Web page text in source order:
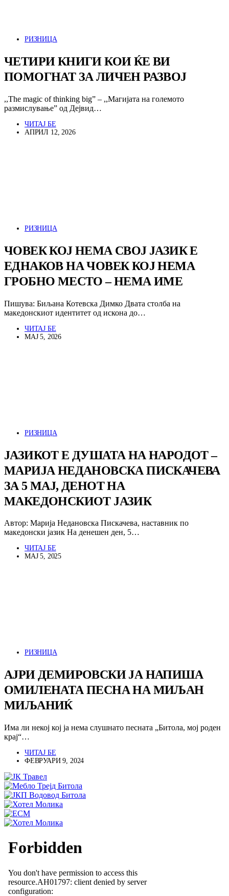
РИЗНИЦА
ЧЕТИРИ КНИГИ КОИ ЌЕ ВИ
ПОМОГНАТ ЗА ЛИЧЕН РАЗВОЈ
,,The magic of thinking big” – ,,Магијата на големото
размислување” од Дejвид…
ЧИТАЈ БЕ
АПРИЛ 12, 2026
РИЗНИЦА
ЧОВЕК КОЈ НЕМА СВОЈ ЈАЗИК Е
ЕДНАКОВ НА ЧОВЕК КОЈ НЕМА
ГРОБНО МЕСТО – НЕМА ИМЕ
Пишува: Биљана Котевска Димко Двата столба на
македонскиот идентитет од искона до…
ЧИТАЈ БЕ
МАЈ 5, 2026
РИЗНИЦА
ЈАЗИКОТ Е ДУШАТА НА НАРОДОТ –
МАРИЈА НЕДАНОВСКА ПИСКАЧЕВА
ЗА 5 МАЈ, ДЕНОТ НА
МАКЕДОНСКИОТ ЈАЗИК
Автор: Марија Недановска Пискачева, наставник по
македонски јазик На денешен ден, 5…
ЧИТАЈ БЕ
МАЈ 5, 2025
РИЗНИЦА
АЈРИ ДЕМИРОВСКИ ЈА НАПИША
ОМИЛЕНАТА ПЕСНА НА МИЉАН
МИЉАНИЌ
Има ли некој кој ја нема слушнато песната „Битола, мој роден
крај“…
ЧИТАЈ БЕ
ФЕВРУАРИ 9, 2024